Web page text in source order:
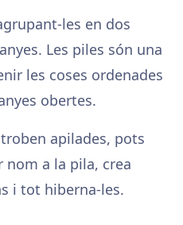
les en dos
Les piles són una
les coses ordenades
obertes.
apilades, pots
nom a la pila, crea
i tot hiberna-les.